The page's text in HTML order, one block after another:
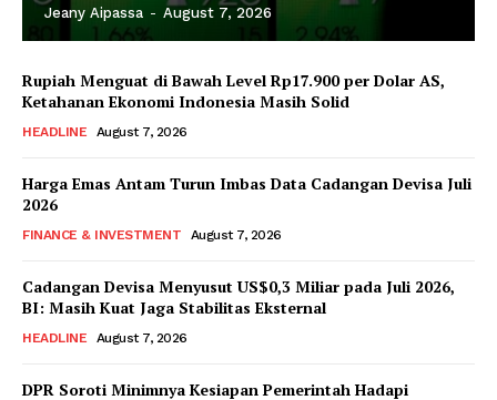
Jeany Aipassa - August 7, 2026
Rupiah Menguat di Bawah Level Rp17.900 per Dolar AS,
Ketahanan Ekonomi Indonesia Masih Solid
HEADLINE August 7, 2026
Harga Emas Antam Turun Imbas Data Cadangan Devisa Juli
2026
FINANCE & INVESTMENT August 7, 2026
Cadangan Devisa Menyusut US$0,3 Miliar pada Juli 2026,
BI: Masih Kuat Jaga Stabilitas Eksternal
HEADLINE August 7, 2026
DPR Soroti Minimnya Kesiapan Pemerintah Hadapi